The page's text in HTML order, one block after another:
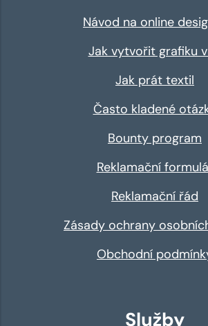
Návod na online
Jak vytvořit grafiku
Jak prát textil
Často kladené
Bounty program
Reklamační
Reklamační řád
Zásady ochrany
Obchodní
Služby